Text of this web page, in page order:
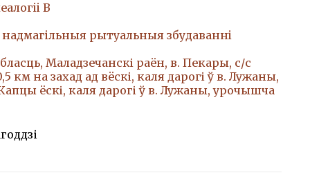
В
рытуальныя збудаваннi
Маладзечанскі раён, в. Пекары, с/с
км на захад ад вёскі, каля дарогі ў в. Лужаны,
ёскі, каля дарогі ў в. Лужаны, урочышча